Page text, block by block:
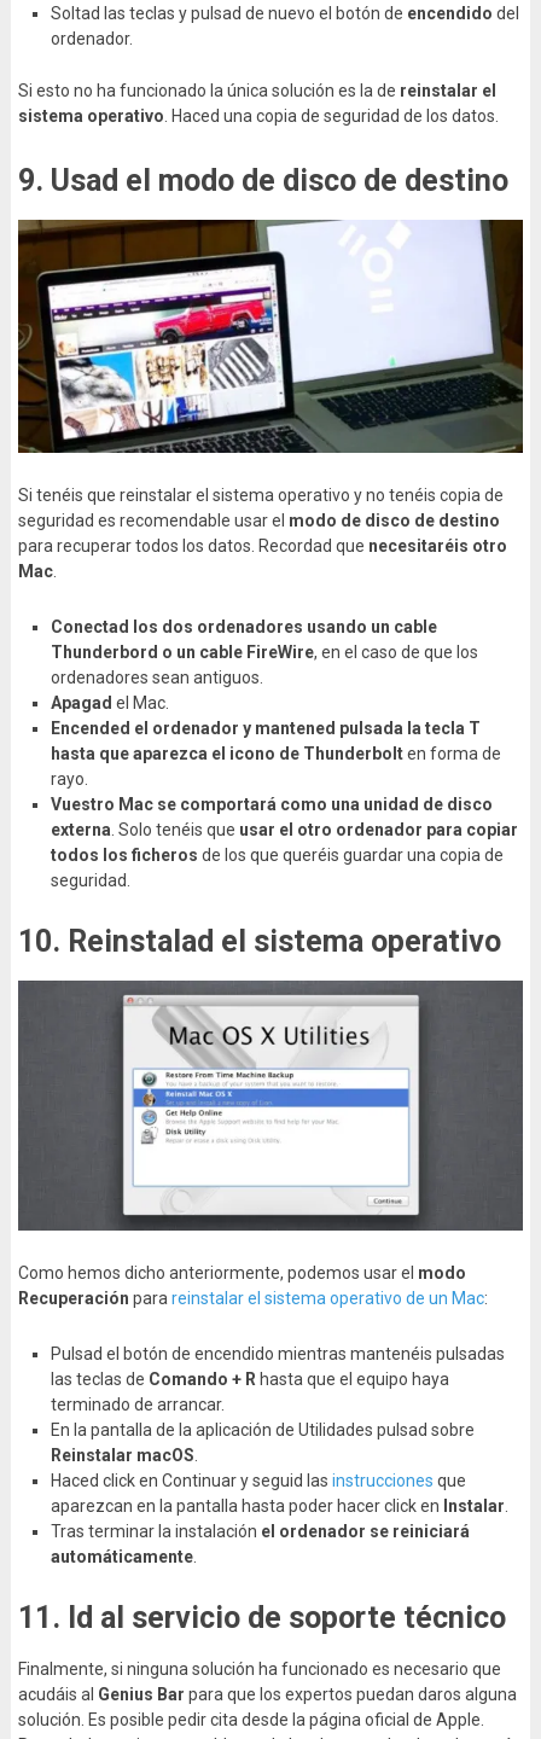
Soltad las teclas y pulsad de nuevo el botón de encendido del
ordenador.
Si esto no ha funcionado la única solución es la de reinstalar el
sistema operativo. Haced una copia de seguridad de los datos.
9. Usad el modo de disco de destino
Si tenéis que reinstalar el sistema operativo y no tenéis copia de
seguridad es recomendable usar el modo de disco de destino
para recuperar todos los datos. Recordad que necesitaréis otro
Mac.
Conectad los dos ordenadores usando un cable
Thunderbord o un cable FireWire, en el caso de que los
ordenadores sean antiguos.
Apagad el Mac.
Encended el ordenador y mantened pulsada la tecla T
hasta que aparezca el icono de Thunderbolten forma de
rayo.
Vuestro Mac se comportará como una unidad de disco
externa. Solo tenéis que usar el otro ordenador para copiar
todos los ficheros de los que queréis guardar una copia de
seguridad.
10. Reinstalad el sistema operativo
Como hemos dicho anteriormente, podemos usar el modo
Recuperación para reinstalar el sistema operativo de un Mac:
Pulsad el botón de encendido mientras mantenéis pulsadas
las teclas de Comando + R hasta que el equipo haya
terminado de arrancar.
En la pantalla de la aplicación de Utilidades pulsad sobre
Reinstalar macOS
Haced click en Continuar y seguid las instrucciones que
aparezcan en la pantalla hasta poder hacer click en Instalar
Tras terminar la instalación el ordenador se reiniciará
automáticamente.
11. Id al servicio de soporte técnico
Finalmente, si ninguna solución ha funcionado es necesario que
acudáis al Genius Bar para que los expertos puedan daros alguna
solución. Es posible pedir cita desde la página oficial de Apple.